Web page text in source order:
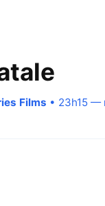
Films • 23h15 —